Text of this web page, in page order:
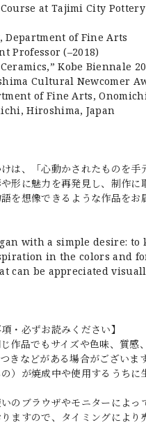
at Tajimi City
of Fine Arts
Professor (–2018)
Kobe Biennale
Cultural Newcomer
of Fine Arts,
Hiroshima, Japan
は、「心動かされたものを手
形に魅力を再発見し、制作に
を想像できるような作品をお
with a simple desire: to
in the colors and
can be appreciated
・必ずお読みください】
作品でもサイズや色味、質感
きなどがある場合がござい
）が焼成中や使用するうち
のブラウザやモニターによっ
ますので、タイミングによ